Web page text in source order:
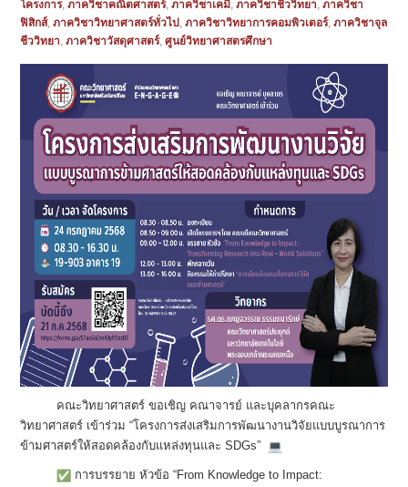
โครงการ,ภาควิชาคณิตศาสตร์,ภาควิชาเคมี,ภาควิชาชีววิทยา,ภาควิชา
ฟิสิกส์,ภาควิชาวิทยาศาสตร์ทั่วไป ,ภาควิชาวิทยาการคอมพิวเตอร์,ภาควิชาจุล
ชีววิทยา,ภาควิชาวัสดุศาสตร์,ศูนย์วิทยาศาสตรศึกษา
คณะวิทยาศาสตร์ ขอเชิญ คณาจารย์ และบุคลากรคณะ
วิทยาศาสตร์ เข้าร่วม “โครงการส่งเสริมการพัฒนางานวิจัยแบบบูรณาการ
ข้ามศาสตร์ให้สอดคล้องกับแหล่งทุนและ SDGs”
การบรรยาย หัวข้อ “From Knowledge to Impact: